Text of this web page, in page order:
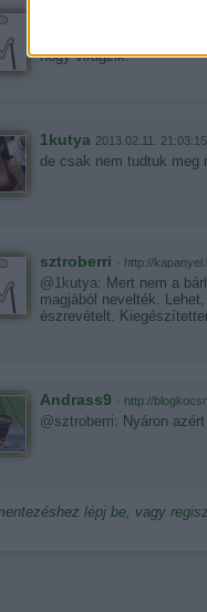
hogy virágzik.
1kutya 2013.02.11. 21:03:15
de csak nem tudtuk meg
sztroberri · http://
@1kutya: Mert nem a
magjából nevelték.
észrevételt.
Andrass9 · http://
@sztroberri: Nyáron
lépj be, vagy